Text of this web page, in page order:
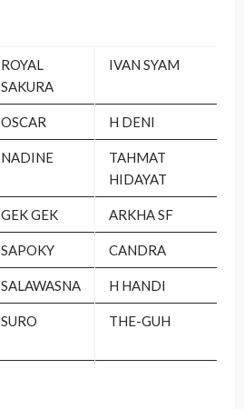
ROYAL
SAKURA
IVAN SYAM
OSCAR H DENI
NADINE
TAHMAT
HIDAYAT
GEK GEK ARKHA SF
SAPOKY CANDRA
SALAWASNA H HANDI
SURO THE-GUH